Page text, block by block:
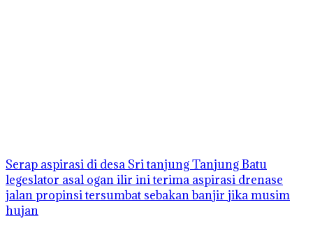
Serap aspirasi di desa Sri tanjung Tanjung Batu
legeslator asal ogan ilir ini terima aspirasi drenase
jalan propinsi tersumbat sebakan banjir jika musim
hujan